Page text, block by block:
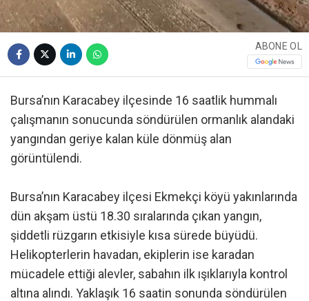
ABONE OL
Bursa’nın Karacabey ilçesinde 16 saatlik hummalı
çalışmanın sonucunda söndürülen ormanlık alandaki
yangından geriye kalan küle dönmüş alan
görüntülendi.
Bursa’nın Karacabey ilçesi Ekmekçi köyü yakınlarında
dün akşam üstü 18.30 sıralarında çıkan yangın,
şiddetli rüzgarın etkisiyle kısa sürede büyüdü.
Helikopterlerin havadan, ekiplerin ise karadan
mücadele ettiği alevler, sabahın ilk ışıklarıyla kontrol
altına alındı. Yaklaşık 16 saatin sonunda söndürülen